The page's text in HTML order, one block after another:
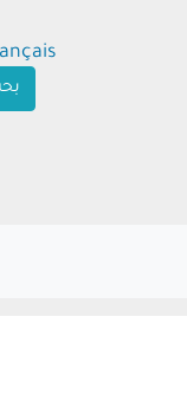
français